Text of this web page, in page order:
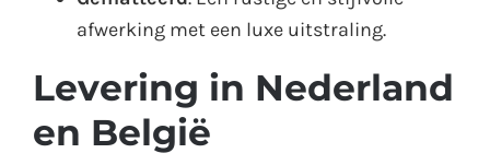
afwerking met een luxe uitstraling.
Levering in Nederland
en België